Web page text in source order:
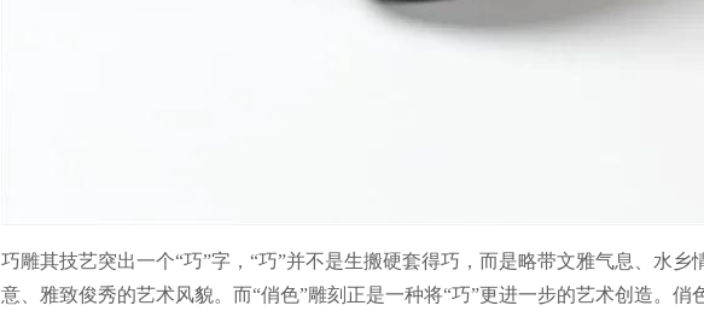
巧雕其技艺突出一个“巧”字，“巧”并不是生搬硬套得巧，而是略带文雅气息、水
意、雅致俊秀的艺术风貌。而“俏色”雕刻正是一种将“巧”更进一步的艺术创造。俏